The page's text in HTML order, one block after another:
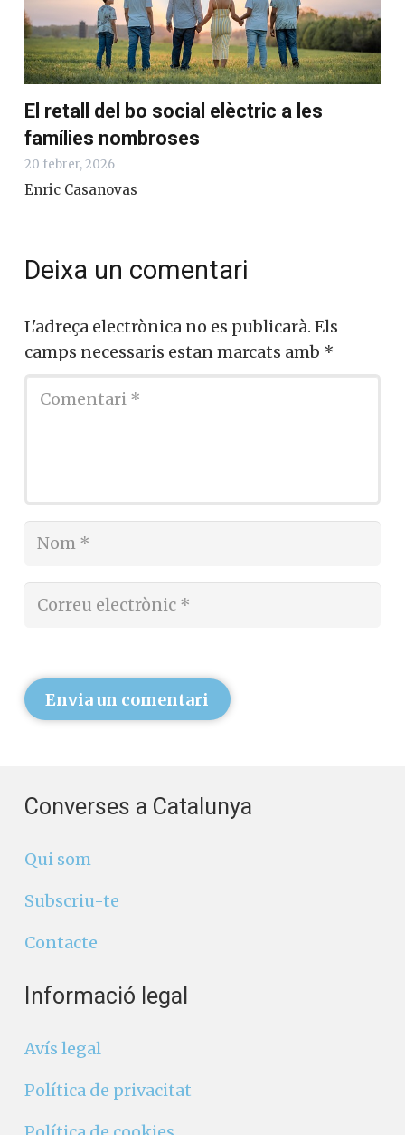
El retall del bo social elèctric a les
famílies nombroses
20 febrer, 2026
Enric Casanovas
Deixa un comentari
L'adreça electrònica no es publicarà. Els
camps necessaris estan marcats amb *
Envia un comentari
Converses a Catalunya
Qui som
Subscriu-te
Contacte
Informació legal
Avís legal
Política de privacitat